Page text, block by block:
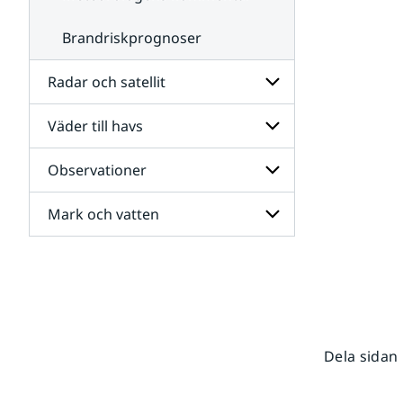
Brandriskprognoser
Radar och satellit
Undersidor
för
Radar
och
satellit
Väder till havs
Undersidor
för
Väder
till
havs
Observationer
Undersidor
för
Mark och vatten
Dela sidan